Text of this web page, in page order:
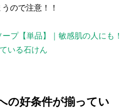
ので注意！！
プ【単品】｜敏感肌の人にも！
いる石けん
の好条件が揃ってい